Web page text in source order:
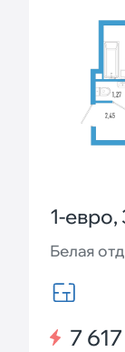
1-евро,
Белая
7